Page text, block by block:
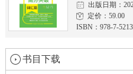
出版日期：
定价：59.00
ISBN：978-7-
书目下载